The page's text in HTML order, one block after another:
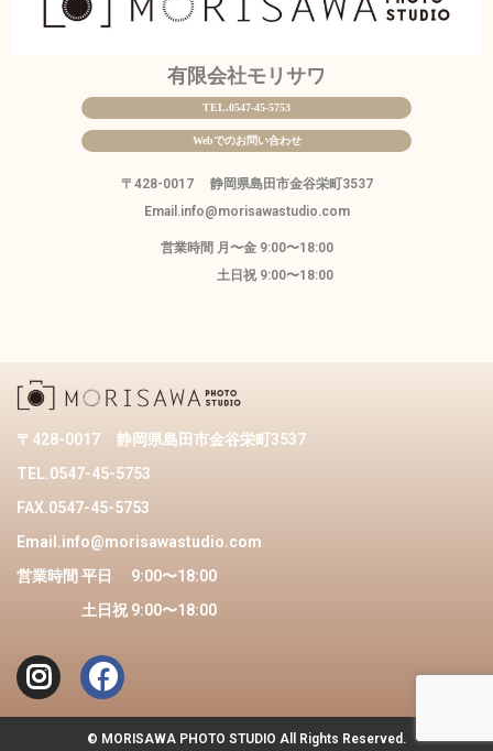
有限会社モリサワ
TEL.0547-45-5753
Webでのお問い合わせ
〒428-0017
静岡県島田市金谷栄町3537
Email.info@morisawastudio.com
営業時間 月〜金 9:00〜18:00
土日祝 9:00〜18:00
〒428-0017
静岡県島田市金谷栄町3537
TEL.0547-45-5753
FAX.0547-45-5753
Email.info@morisawastudio.com
営業時間 平日 9:00〜18:00
土日祝 9:00〜18:00
©︎ MORISAWA PHOTO STUDIO All Rights Reserved.